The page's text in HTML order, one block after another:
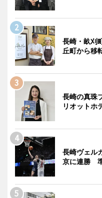
長崎・畝刈
丘町から移
長崎の真珠
リオットホ
長崎ヴェル
京に連勝